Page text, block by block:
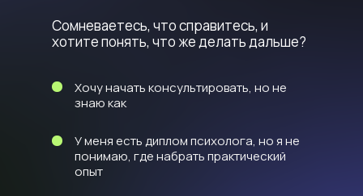
У меня есть диплом психолога, но я не
понимаю, где набрать практический
опыт
Сомневаетесь, что справитесь, и
хотите понять, что же делать дальше?
Хочу начать консультировать, но не
знаю как